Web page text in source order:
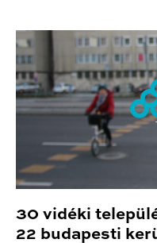
30 vidéki
22 budapesti